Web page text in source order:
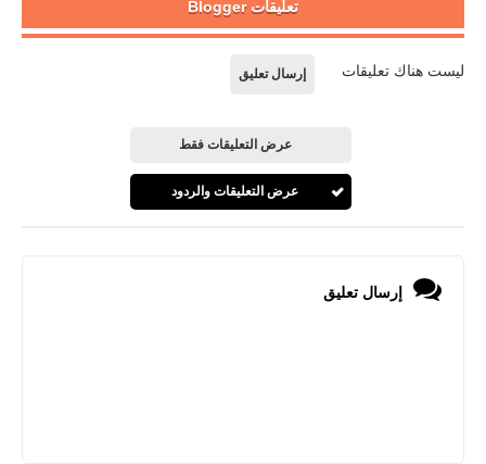
تعليقات Blogger
ليست هناك تعليقات إرسال تعليق
عرض التعليقات فقط
عرض التعليقات والردود
إرسال تعليق